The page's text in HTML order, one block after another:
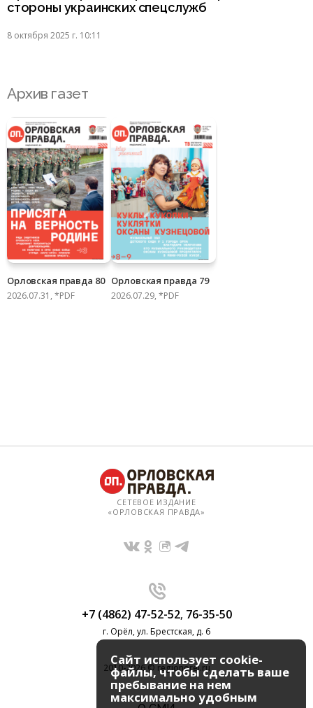
стороны украинских спецслужб
8 октября 2025 г. 10:11
Архив газет
Орловская правда 80
2026.07.31, *PDF
Орловская правда 79
2026.07.29, *PDF
СЕТЕВОЕ ИЗДАНИЕ
«ОРЛОВСКАЯ ПРАВДА»
+7 (4862) 47-52-52, 76-35-50
г. Орёл, ул. Брестская, д. 6
2010-2026 © regionorel.ru
Сайт использует cookie-
файлы, чтобы сделать ваше
пребывание на нем
максимально удобным